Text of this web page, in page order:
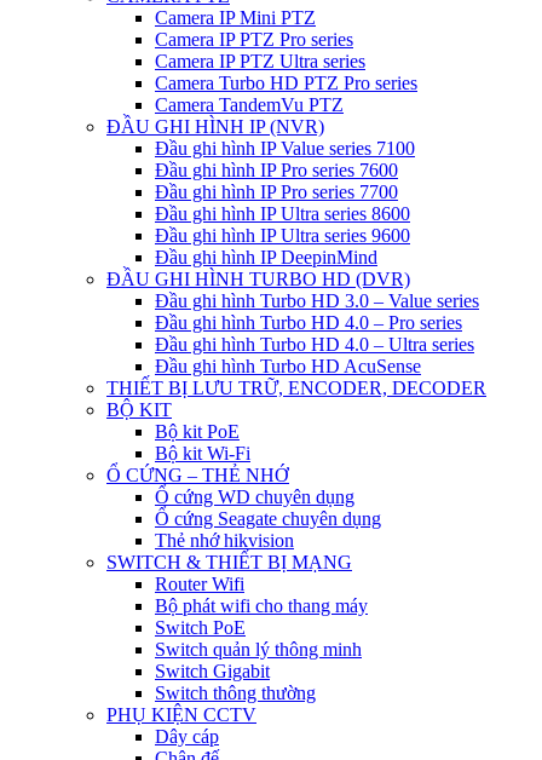
Camera IP Mini PTZ
Camera IP PTZ Pro series
Camera IP PTZ Ultra series
Camera Turbo HD PTZ Pro series
Camera TandemVu PTZ
ĐẦU GHI HÌNH IP (NVR)
Đầu ghi hình IP Value series 7100
Đầu ghi hình IP Pro series 7600
Đầu ghi hình IP Pro series 7700
Đầu ghi hình IP Ultra series 8600
Đầu ghi hình IP Ultra series 9600
Đầu ghi hình IP DeepinMind
ĐẦU GHI HÌNH TURBO HD (DVR)
Đầu ghi hình Turbo HD 3.0 – Value series
Đầu ghi hình Turbo HD 4.0 – Pro series
Đầu ghi hình Turbo HD 4.0 – Ultra series
Đầu ghi hình Turbo HD AcuSense
THIẾT BỊ LƯU TRỮ, ENCODER, DECODER
BỘ KIT
Bộ kit PoE
Bộ kit Wi-Fi
Ổ CỨNG – THẺ NHỚ
Ổ cứng WD chuyên dụng
Ổ cứng Seagate chuyên dụng
Thẻ nhớ hikvision
SWITCH & THIẾT BỊ MẠNG
Router Wifi
Bộ phát wifi cho thang máy
Switch PoE
Switch quản lý thông minh
Switch Gigabit
Switch thông thường
PHỤ KIỆN CCTV
Dây cáp